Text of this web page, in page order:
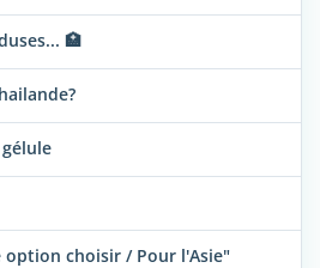
🏥
option choisir / Pour l'Asie"